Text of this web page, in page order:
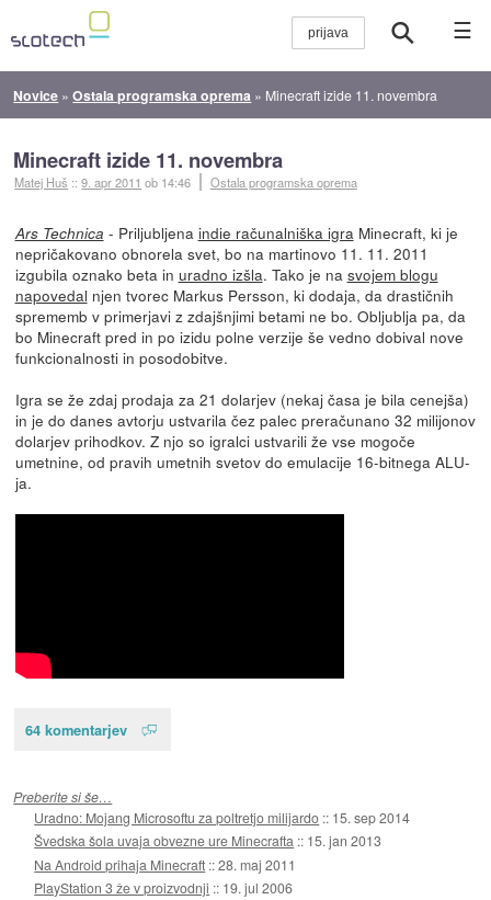
☰
Novice »Ostala programska oprema » Minecraft izide 11. novembra
Minecraft izide 11. novembra
Matej Huš ::9. apr 2011 ob 14:46 Ostala programska oprema
Ars Technica - Priljubljena indie računalniška igra Minecraft, ki je
nepričakovano obnorela svet, bo na martinovo 11. 11. 2011
izgubila oznako beta in uradno izšla. Tako je na svojem blogu
napovedal njen tvorec Markus Persson, ki dodaja, da drastičnih
sprememb v primerjavi z zdajšnjimi betami ne bo. Obljublja pa, da
bo Minecraft pred in po izidu polne verzije še vedno dobival nove
funkcionalnosti in posodobitve.
Igra se že zdaj prodaja za 21 dolarjev (nekaj časa je bila cenejša)
in je do danes avtorju ustvarila čez palec preračunano 32 milijonov
dolarjev prihodkov. Z njo so igralci ustvarili že vse mogoče
umetnine, od pravih umetnih svetov do emulacije 16-bitnega ALU-
ja.
64 komentarjev
Preberite si še…
Uradno: Mojang Microsoftu za poltretjo milijardo :: 15. sep 2014
Švedska šola uvaja obvezne ure Minecrafta :: 15. jan 2013
Na Android prihaja Minecraft ::28. maj 2011
PlayStation 3 že v proizvodnji :: 19. jul 2006